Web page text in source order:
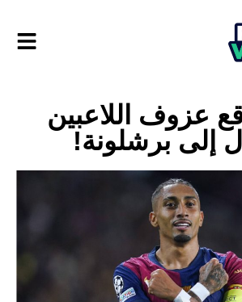
عزوف اللاعبين
إلى برشلونة!